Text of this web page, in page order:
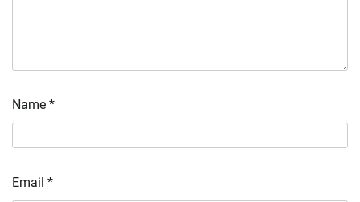
Name *
Email *